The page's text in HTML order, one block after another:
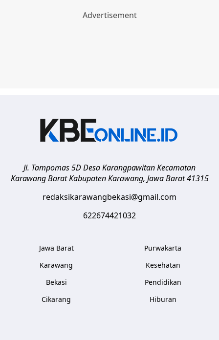
Jl. Tampomas 5D Desa Karangpawitan Kecamatan
Karawang Barat Kabupaten Karawang, Jawa Barat 41315
redaksikarawangbekasi@gmail.com
622674421032
Jawa Barat
Karawang
Bekasi
Cikarang
Purwakarta
Kesehatan
Pendidikan
Hiburan